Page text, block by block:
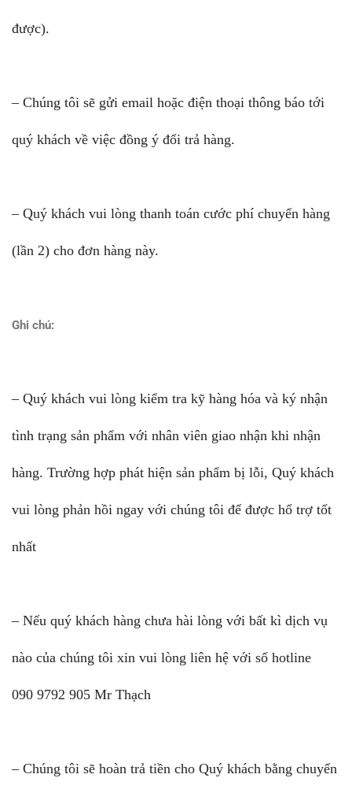
được).
– Chúng tôi sẽ gửi email hoặc điện thoại thông báo tới
quý khách về việc đồng ý đổi trả hàng.
– Quý khách vui lòng thanh toán cước phí chuyển hàng
(lần 2) cho đơn hàng này.
Ghi chú:
– Quý khách vui lòng kiểm tra kỹ hàng hóa và ký nhận
tình trạng sản phẩm với nhân viên giao nhận khi nhận
hàng. Trường hợp phát hiện sản phẩm bị lỗi, Quý khách
vui lòng phản hồi ngay với chúng tôi để được hổ trợ tốt
nhất
– Nếu quý khách hàng chưa hài lòng với bất kì dịch vụ
nào của chúng tôi xin vui lòng liên hệ với số hotline
090 9792 905 Mr Thạch
– Chúng tôi sẽ hoàn trả tiền cho Quý khách bằng chuyển